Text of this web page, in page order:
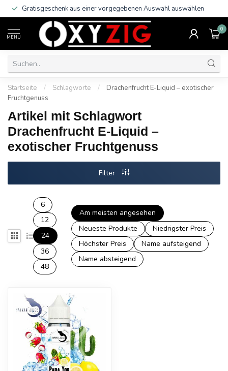
Gratisgeschenk aus einer vorgegebenen Auswahl auswählen
MENU
0
Startseite / Schlagworte /
Drachenfrucht E-Liquid – exotischer
Fruchtgenuss
Artikel mit Schlagwort
Drachenfrucht E-Liquid –
exotischer Fruchtgenuss
Filter
6
12
24
36
48
Am meisten angesehen
Neueste Produkte
Niedrigster Preis
Höchster Preis
Name aufsteigend
Name absteigend